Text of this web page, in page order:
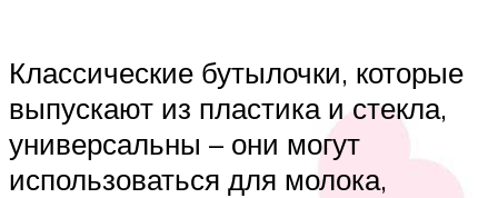
Классические бутылочки, которые
выпускают из пластика и стекла,
универсальны – они могут
использоваться для молока,